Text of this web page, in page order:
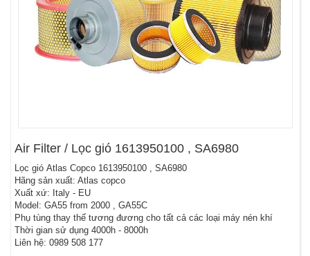
Air Filter / Lọc gió 1613950100 , SA6980
Lọc gió Atlas Copco 1613950100 , SA6980
Hãng sản xuất: Atlas copco
Xuất xứ: Italy - EU
Model: GA55 from 2000 , GA55C
Phụ tùng thay thế tương đương cho tất cả các loại máy nén khí
Thời gian sử dụng 4000h - 8000h
Liên hệ: 0989 508 177